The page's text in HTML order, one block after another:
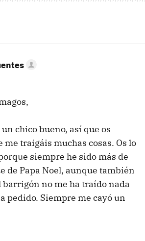
chico bueno, así que os
traigáis muchas cosas. Os lo
siempre he sido más de
de Papa Noel, aunque también
barrigón no me ha traído nada
pedido. Siempre me cayó un